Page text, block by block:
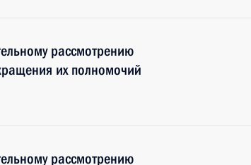
рассмотрению
их полномочий
рассмотрению